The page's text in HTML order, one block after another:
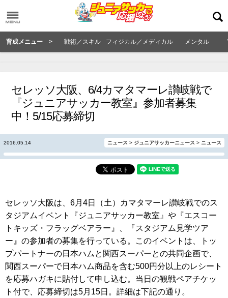
育成メニュー > 戦術／スキル フィジカル／メディカル メンタル
セレッソ大阪、6/4カマタマーレ讃岐戦で
『ジュニアサッカー教室』参加者募集
中！5/15応募締切
2016.05.14 ニュース > ジュニアサッカーニュース > ニュース
セレッソ大阪は、6月4日（土）カマタマーレ讃岐戦でのス
タジアムイベント『ジュニアサッカー教室』や『エスコー
トキッズ・フラッグベアラー』、『スタジアム見学ツア
ー』の参加者の募集を行っている。このイベントは、トッ
プパートナーの日本ハムと関西スーパーとの共同企画で、
関西スーパーで日本ハム商品を含む500円分以上のレシート
を応募ハガキに貼付して申し込む。当日の観戦ペアチケッ
ト付で、応募締切は5月15日。詳細は下記の通り。